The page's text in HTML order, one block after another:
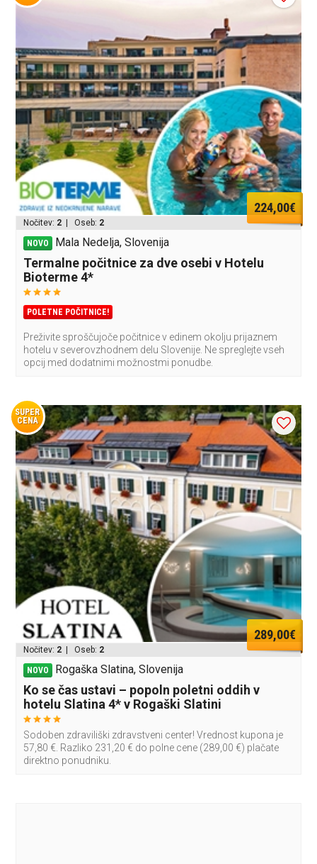
224,00€
Nočitev: 2 | Oseb: 2
NOVO Mala Nedelja, Slovenija
Termalne počitnice za dve osebi v Hotelu
Bioterme 4*
POLETNE POČITNICE!
Preživite sproščujoče počitnice v edinem okolju prijaznem
hotelu v severovzhodnem delu Slovenije. Ne spreglejte vseh
opcij med dodatnimi možnostmi ponudbe.
SUPER
CENA
289,00€
Nočitev: 2 | Oseb: 2
NOVO Rogaška Slatina, Slovenija
Ko se čas ustavi – popoln poletni oddih v
hotelu Slatina 4* v Rogaški Slatini
Sodoben zdraviliški zdravstveni center! Vrednost kupona je
57,80 €. Razliko 231,20 € do polne cene (289,00 €) plačate
direktno ponudniku.